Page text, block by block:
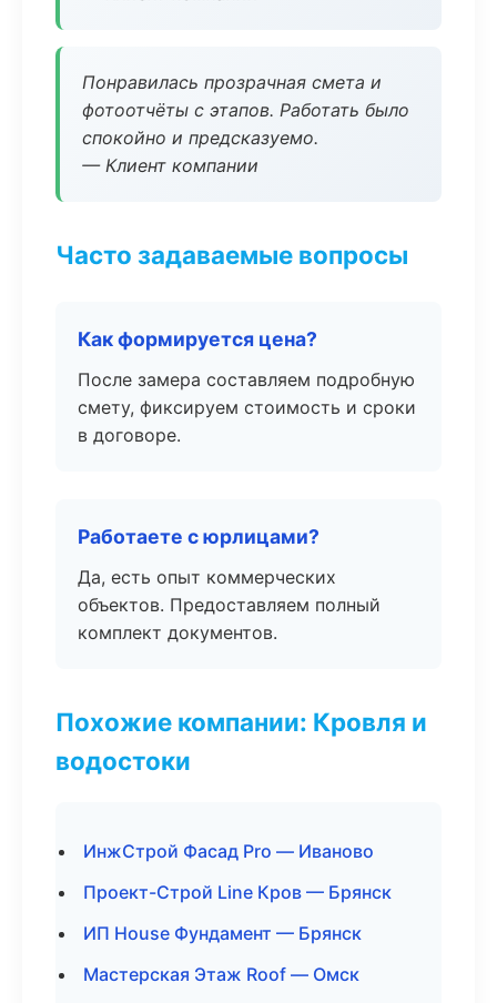
Понравилась прозрачная смета и
фотоотчёты с этапов. Работать было
спокойно и предсказуемо.
— Клиент компании
Часто задаваемые вопросы
Как формируется цена?
После замера составляем подробную
смету, фиксируем стоимость и сроки
в договоре.
Работаете с юрлицами?
Да, есть опыт коммерческих
объектов. Предоставляем полный
комплект документов.
Похожие компании: Кровля и
водостоки
ИнжСтрой Фасад Pro — Иваново
Проект-Строй Line Кров — Брянск
ИП House Фундамент — Брянск
Мастерская Этаж Roof — Омск